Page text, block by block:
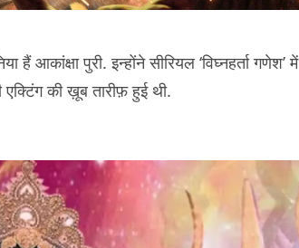
हैं आकांक्षा पुरी. इन्होंने सीरियल ‘विघ्नहर्ता गणेश’ में
एक्टिंग की ख़ूब तारीफ़ हुई थी.